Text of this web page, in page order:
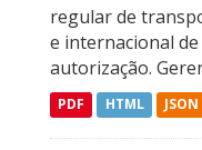
regular de
e internacional
autorização.
PDF HTML JSON